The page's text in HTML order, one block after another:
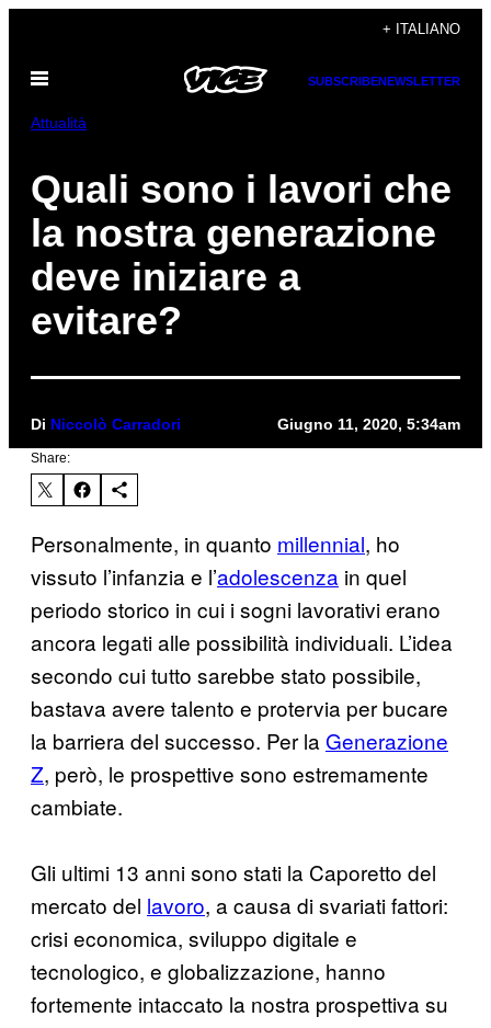
contenuto
+ ITALIANO
Apri
SUBSCRIBENEWSLETTER
Attualità
Quali sono i lavori che
la nostra generazione
deve iniziare a
evitare?
Di Niccolò Carradori Giugno 11, 2020, 5:34am
Share:
Personalmente, in quanto millennial, ho
vissuto l’infanzia e l’adolescenza in quel
periodo storico in cui i sogni lavorativi erano
ancora legati alle possibilità individuali. L’idea
secondo cui tutto sarebbe stato possibile,
bastava avere talento e protervia per bucare
la barriera del successo. Per la Generazione
Z, però, le prospettive sono estremamente
cambiate.
Gli ultimi 13 anni sono stati la Caporetto del
mercato del lavoro, a causa di svariati fattori:
crisi economica, sviluppo digitale e
tecnologico, e globalizzazione, hanno
fortemente intaccato la nostra prospettiva su